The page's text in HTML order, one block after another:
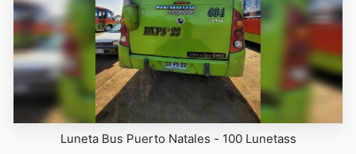
Luneta Bus Puerto Natales - 100 Lunetass